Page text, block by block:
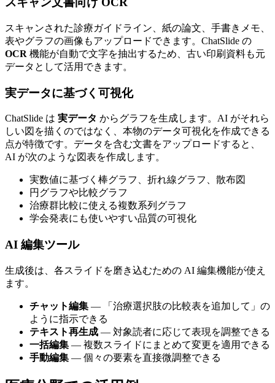
スキャンされた診療ガイドライン、紙の論文、手書きメモ、
表やグラフの画像もアップロードできます。ChatSlide の
OCR 機能が自動で文字を抽出するため、古い印刷資料も元
データとして活用できます。
実データに基づく可視化
ChatSlide は 実データ からグラフを生成します。AI がそれら
しい図を描くのではなく、本物のデータ可視化を作成できる
点が特徴です。データを含む文書をアップロードすると、
AI が次のような図表を作成します。
実数値に基づく棒グラフ、折れ線グラフ、散布図
円グラフや比較グラフ
治療群比較に使える複数系列グラフ
学会発表にも使いやすい品質の可視化
AI 編集ツール
生成後は、各スライドを磨き込むための AI 編集機能が使え
ます。
チャット編集 — 「治療選択肢の比較表を追加して」の
ように指示できる
テキスト再生成 — 対象読者に応じて表現を調整できる
一括編集 — 複数スライドにまとめて変更を適用できる
手動編集 — 個々の要素を直接微調整できる